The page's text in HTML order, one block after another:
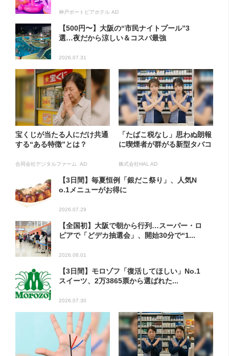
神戸ポートピアホテル AD
【500円〜】大阪の“市民ナイトプール”3
選…夜だから涼しい＆コスパ最強
2026.07.31
宝くじが当たる人にだけ共通
する“ある特徴”とは？
合同会社デジタルファーム AD
「たばこ税なし」思わぬ朗報
に喫煙者が群がる新型タバコ
株式会社HAL AD
【3日間】毎夏恒例「銀だこ祭り」、人気N
o.1メニューがお得に
2026.07.29
【全国初】大阪で朝から行列…スーパー・ロ
ピアで「どデカ抽選会」、開始30分で“1...
2026.08.01
【3日間】モロゾフ「復活してほしい」No.1
スイーツ、2万3865票から選ばれた...
2026.07.30